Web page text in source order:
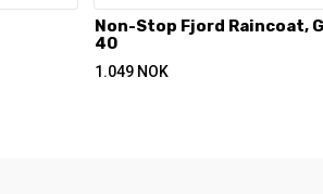
Non-Stop Fjord Raincoat,
40
1.049 NOK